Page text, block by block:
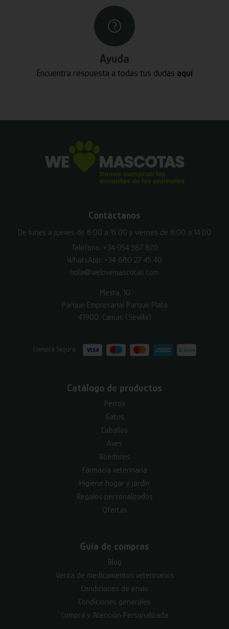
Ayuda
Encuentra respuesta a todas tus dudas aquí
Contáctanos
De lunes a jueves de 8:00 a 15:00 y viernes de 8:00 a 14:00
Teléfono: +34 954 587 870
WhatsApp: +34 680 27 45 40
hola@welovemascotas.com
Mesta, 10
Parque Empresarial Parque Plata
41900, Camas (Sevilla)
Compra Segura:
Catálogo de productos
Perros
Gatos
Caballos
Aves
Roedores
Farmacia veterinaria
Higiene hogar y jardín
Regalos personalizados
Ofertas
Guía de compras
Blog
Venta de medicamentos veterinarios
Condiciones de envío
Condiciones generales
Compra y Atención Personalizada